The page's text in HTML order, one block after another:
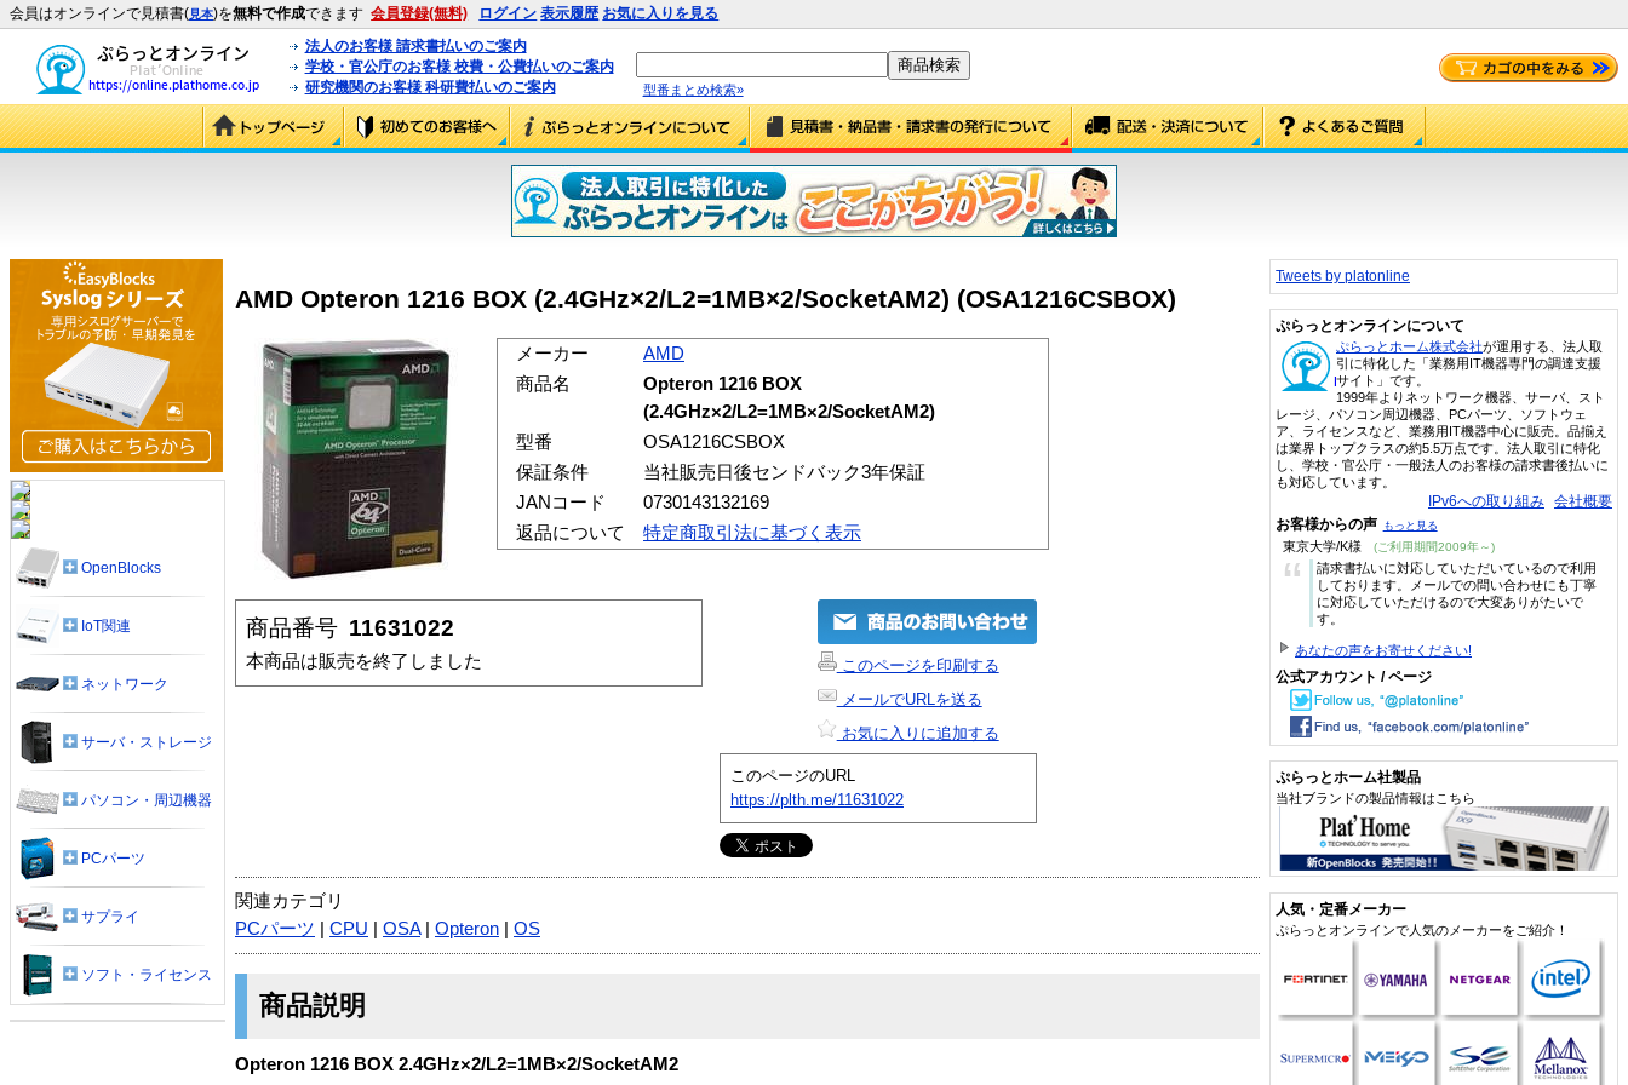
会員はオンラインで見積書(見本)を無料で作成できます 会員登録(無料) ログイン 表示履歴 お気に入りを見る
法人のお客様 請求書払いのご案内
学校・官公庁のお客様 校費・公費払いのご案内
研究機関のお客様 科研費払いのご案内
型番まとめ検索»
AMD Opteron 1216 BOX (2.4GHz×2/L2=1MB×2/SocketAM2) (OSA1216CSBOX)
メーカー
AMD
商品名
Opteron 1216 BOX
(2.4GHz×2/L2=1MB×2/SocketAM2)
型番
OSA1216CSBOX
保証条件
当社販売日後センドバック3年保証
JANコード
0730143132169
返品について
特定商取引法に基づく表示
商品番号 11631022
本商品は販売を終了しました
このページを印刷する
メールでURLを送る
お気に入りに追加する
このページのURL
https://plth.me/11631022
関連カテゴリ
PCパーツ
CPU OSA| Opteron OS
商品説明
Opteron 1216 BOX 2.4GHz×2/L2=1MB×2/SocketAM2
OpenBlocks
IoT関連
ネットワーク
サーバ・ストレージ
パソコン・周辺機器
PCパーツ
サプライ
ソフト・ライセンス
Tweets by platonline
ぷらっとオンラインについて
ぷらっとホーム株式会社が運用する、法人取
引に特化した「業務用IT機器専門の調達支援
サイト」です。
1999年よりネットワーク機器、サーバ、スト
レージ、パソコン周辺機器、PCパーツ、ソフトウェ
ア、ライセンスなど、業務用IT機器中心に販売。品揃え
は業界トップクラスの約5.5万点です。法人取引に特化
し、学校・官公庁・一般法人のお客様の請求書後払いに
も対応しています。
IPv6への取り組み 会社概要
お客様からの声 もっと見る
東京大学/K様 (ご利用期間2009年～)
“
請求書払いに対応していただいているので利用
しております。メールでの問い合わせにも丁寧
に対応していただけるので大変ありがたいで
す。
あなたの声をお寄せください!
公式アカウント / ページ
ぷらっとホーム社製品
当社ブランドの製品情報はこちら
人気・定番メーカー
ぷらっとオンラインで人気のメーカーをご紹介！